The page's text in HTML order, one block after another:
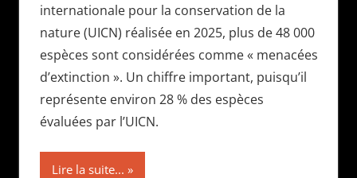
internationale pour la conservation de la
nature (UICN) réalisée en 2025, plus de 48 000
espèces sont considérées comme « menacées
d’extinction ». Un chiffre important, puisqu’il
représente environ 28 % des espèces
évaluées par l’UICN.
Lire la suite...